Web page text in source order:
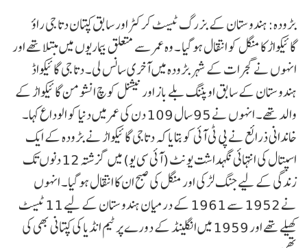
بڑودہ: ہندوستان کے بزرگ ٹیسٹ کرکٹر اور سابق کپتان دتا جی راؤ
گائیکواڑ کا منگل کو انتقال ہو گیا ۔ وہ عمر سے متعلق بیماریوں میں مبتلا تھے اور
انہوں نے گجرات کے شہر بڑودہ میں آخری سانس لی۔ دتا جی گائیکواڈ
ہندوستان کے سابق اوپننگ بلے باز اور نیشنل کوچ انشومن گائیکواڑ کے
والد تھے۔ انہوں نے 95 سال 109 دن کی عمر میں دنیا کو الوداع کہا۔
خاندانی ذرائع نے پی ٹی آئی کو بتایا کہ دتاجی گائیکواڑ نے بڑودہ کے ایک
اسپتال کی انتہائی نگہداشت یونٹ (آئی سی یو) میں گزشتہ 12 دنوں تک
زندگی کے لیے جنگ لڑکی اور منگل کی صبح ان کا انتقال ہو گیا۔ انہوں
نے 1952 سے 1961 کے درمیان ہندوستان کے لیے 11 ٹیسٹ
کھیلے تھے اور 1959 میں انگلینڈ کے دورے پر ٹیم انڈیا کی کپتانی بھی کی